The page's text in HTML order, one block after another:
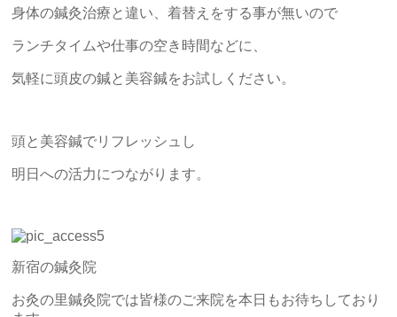
身体の鍼灸治療と違い、着替えをする事が無いので
ランチタイムや仕事の空き時間などに、
気軽に頭皮の鍼と美容鍼をお試しください。
頭と美容鍼でリフレッシュし
明日への活力につながります。
新宿の鍼灸院
お灸の里鍼灸院では皆様のご来院を本日もお待ちしており